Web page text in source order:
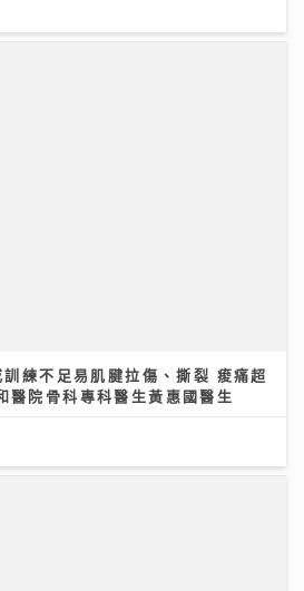
練不足易肌腱拉傷、撕裂 痠痛超
醫院骨科專科醫生黃惠國醫生